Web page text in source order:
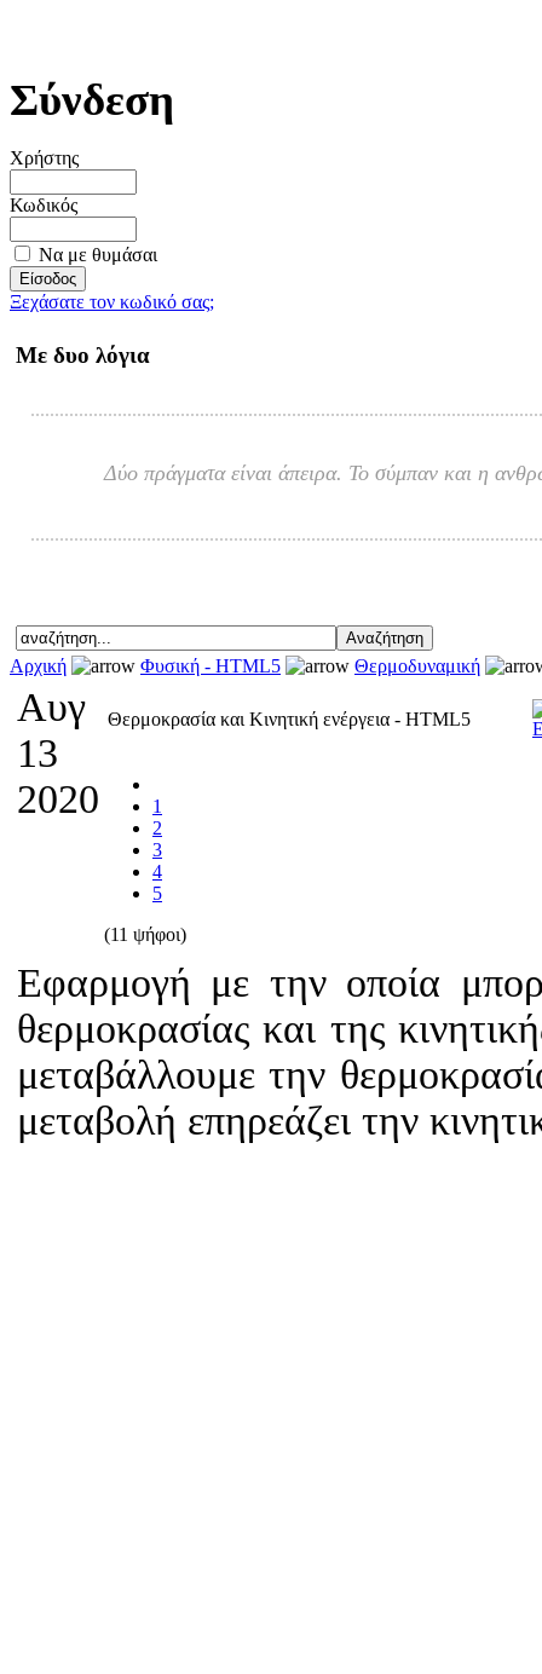
Σύνδεση
Χρήστης
Κωδικός
Να με θυμάσαι
Ξεχάσατε τον κωδικό σας;
Με δυο λόγια
Δύο πράγματα είναι άπειρα. Το σύμπαν και η
Αρχική Φυσική - HTML5 Θερμοδυναμική
Αυγ
13
2020
Θερμοκρασία και Κινητική ενέργεια - HTML5
1
2
3
4
5
(11 ψήφοι)
Εφαρμογή με την οποία
θερμοκρασίας και της
μεταβάλλουμε την
μεταβολή επηρεάζει την